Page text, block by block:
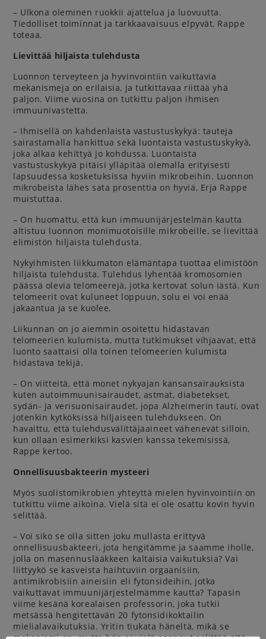
– Ulkona oleminen ruokkii ajattelua ja luovuutta.
Tiedolliset toiminnat ja tarkkaavaisuus elpyvät, Rappe
toteaa.
Lievittää hiljaista tulehdusta
Luonnon terveyteen ja hyvinvointiin vaikuttavia
mekanismeja on erilaisia, ja tutkittavaa riittää yhä
paljon. Viime vuosina on tutkittu paljon ihmisen
immuunivastetta.
– Ihmisellä on kahdenlaista vastustuskykyä: tauteja
sairastamalla hankittua sekä luontaista vastustuskykyä,
joka alkaa kehittyä jo kohdussa. Luontaista
vastustuskykyä pitäisi ylläpitää olemalla erityisesti
lapsuudessa kosketuksissa hyviin mikrobeihin. Luonnon
mikrobeista lähes sata prosenttia on hyviä, Erja Rappe
muistuttaa.
– On huomattu, että kun immuunijärjestelmän kautta
altistuu luonnon monimuotoisille mikrobeille, se lievittää
elimistön hiljaista tulehdusta.
Nykyihmisten liikkumaton elämäntapa tuottaa elimistöön
hiljaista tulehdusta. Tulehdus lyhentää kromosomien
päässä olevia telomeerejä, jotka kertovat solun iästä. Kun
telomeerit ovat kuluneet loppuun, solu ei voi enää
jakaantua ja se kuolee.
Liikunnan on jo aiemmin osoitettu hidastavan
telomeerien kulumista, mutta tutkimukset vihjaavat, että
luonto saattaisi olla toinen telomeerien kulumista
hidastava tekijä.
– On viitteitä, että monet nykyajan kansansairauksista
kuten autoimmuunisairaudet, astmat, diabetekset,
sydän- ja verisuonisairaudet, jopa Alzheimerin tauti, ovat
jotenkin kytköksissä hiljaiseen tulehdukseen. On
havaittu, että tulehdusvälittäjäaineet vähenevät silloin,
kun ollaan esimerkiksi kasvien kanssa tekemisissä,
Rappe kertoo.
Onnellisuusbakteerin mysteeri
Myös suolistomikrobien yhteyttä mielen hyvinvointiin on
tutkittu viime aikoina. Vielä sitä ei ole osattu kovin hyvin
selittää.
– Voi siko se olla sitten joku mullasta erittyvä
onnellisuusbakteeri, jota hengitämme ja saamme iholle,
jolla on masennuslääkkeen kaltaisia vaikutuksia? Vai
liittyykö se kasveista haihtuviin orgaanisiin,
antimikrobisiin aineisiin eli fytonsideihin, jotka
vaikuttavat immuunijärjestelmämme kautta? Tapasin
viime kesänä korealaisen professorin, joka tutkii
metsässä hengitettävän 20 fytonsidikoktailin
mielialavaikutuksia. Yritin tiukata häneltä, mikä se